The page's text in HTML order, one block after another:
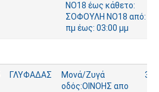
ΝΟ18 έως κάθετο:
ΣΟΦΟΥΛΗ ΝΟ18 από:
πμ έως: 03:00 μμ
ΓΛΥΦΑΔΑΣ
Μονά/Ζυγά
οδός:ΟΙΝΟΗΣ απο
337